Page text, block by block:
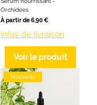
Orchidées
À partir de6,90 €
Prix promotionnel
Infos de livraison
Voir le produit
Nouveau